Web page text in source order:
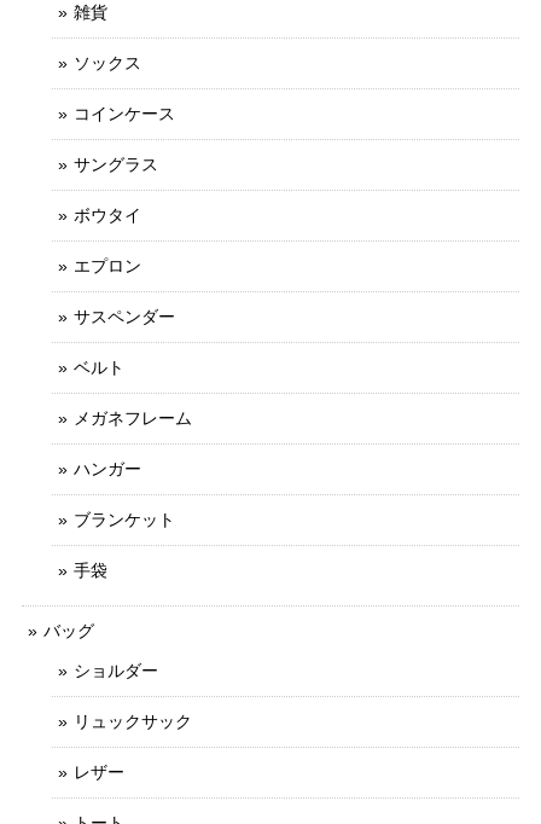
雑貨
ソックス
コインケース
サングラス
ボウタイ
エプロン
サスペンダー
ベルト
メガネフレーム
ハンガー
ブランケット
手袋
バッグ
ショルダー
リュックサック
レザー